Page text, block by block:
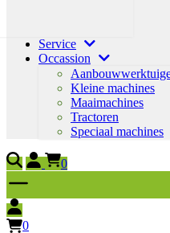
Service
Occassion
Kleine machines
Maaimachines
Tractoren
Speciaal machines
0
0